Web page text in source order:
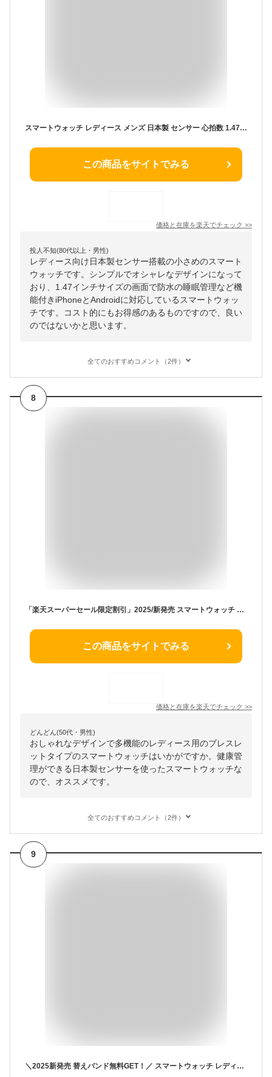
スマートウォッチ レディース メンズ 日本製 センサー 心拍数 1.47インチ LINE通知 着信通知 睡眠管理 文字盤自由設定 歩数計 生理周期管理 天気予報 スマホ探す アラーム IP68防水 腕時計 Android/iPhone対応 プレゼント 母の日
この商品をサイトでみる
価格と在庫を楽天でチェック >>
投人不知(80代以上・男性)
レディース向け日本製センサー搭載の小さめのスマート
ウォッチです。シンプルでオシャレなデザインになって
おり、1.47インチサイズの画面で防水の睡眠管理など機
能付きiPhoneとAndroidに対応しているスマートウォッ
チです。コスト的にもお得感のあるものですので、良い
のではないかと思います。
全てのおすすめコメント（2件）
8
「楽天スーパーセール限定割引」2025/新発売 スマートウォッチ レディース 腕時計 通話機能 ブレスレット 日本製センサー 着信通知 血中酸素 1.71インチ 心拍計 LINE Twitter SNS 運動データ iphone android 睡眠 歩数 IP68 防水 プレゼント 3ATM防水 カロリー 正規品
この商品をサイトでみる
価格と在庫を楽天でチェック >>
どんどん(50代・男性)
おしゃれなデザインで多機能のレディース用のブレスレ
ットタイプのスマートウォッチはいかがですか。健康管
理ができる日本製センサーを使ったスマートウォッチな
ので、オススメです。
全てのおすすめコメント（2件）
9
＼2025新発売 替えバンド無料GET！／ スマートウォッチ レディース 腕時計 日本製センサー 通話機能 ブレスレット 着信通知 血中酸素 1.75インチ 心拍計 LINE Twitter SNS 運動データ iphone android 睡眠 歩数計 歩数 IP68 防水 プレゼント 3ATM防水 カロリー 正規品